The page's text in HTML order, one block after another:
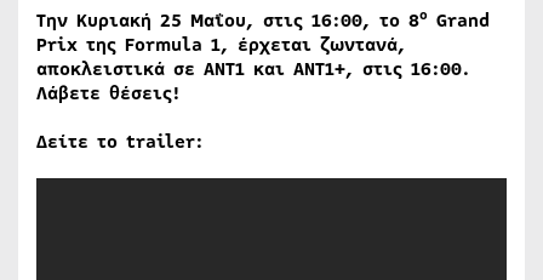
Την Κυριακή 25 Μαΐου, στις 16:00, το 8ο Grand
Prix της Formula 1, έρχεται ζωντανά,
αποκλειστικά σε ΑΝΤ1 και ΑΝΤ1+, στις 16:00.
Λάβετε θέσεις!
Δείτε το trailer: